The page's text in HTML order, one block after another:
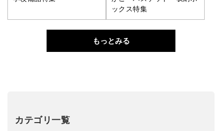
ックス特集
もっとみる
カテゴリ一覧